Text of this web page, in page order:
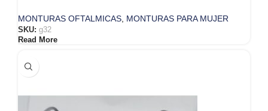
MONTURAS OFTALMICAS MONTURAS PARA MUJER
SKU: g32
Read More